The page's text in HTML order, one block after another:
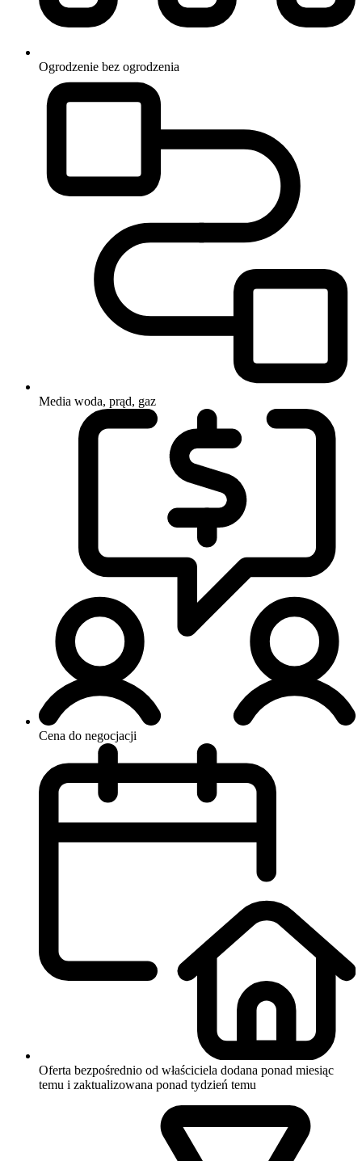
Ogrodzenie bez ogrodzenia
Media woda, prąd, gaz
Cena do negocjacji
Oferta bezpośrednio od właściciela dodana ponad miesiąc
temu i zaktualizowana ponad tydzień temu